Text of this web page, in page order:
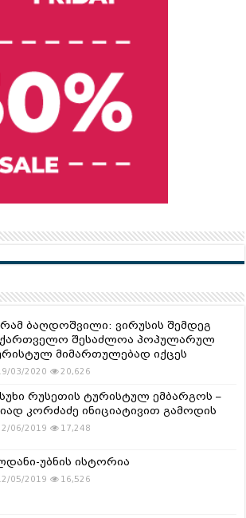
ბაღდოშვილი: ვირუსის შემდეგ
შესაძლოა პოპულარულ
მიმართულებად იქცეს
03/2020 20,626
რუსეთის ტურისტულ ემბარგოს –
კორძაძე ინიციატივით გამოდის
06/2019 17,248
უბნის ისტორია
05/2019 16,526